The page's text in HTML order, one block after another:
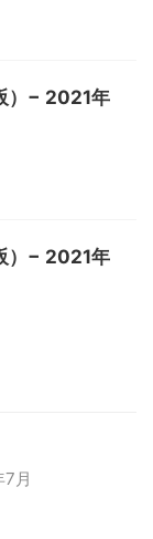
）− 2021年
）− 2021年
月